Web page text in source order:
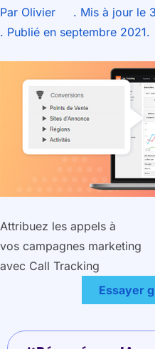
Par Olivier
. Mis à jour le
. Publié en septembre 2021.
Attribuez les appels à
vos campagnes marketing
avec Call Tracking
Essayer